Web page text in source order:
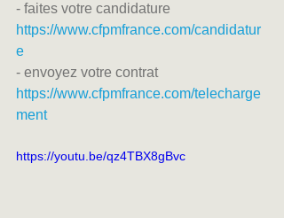
- faites votre candidature
https://www.cfpmfrance.com/candidatur
e
- envoyez votre contrat
https://www.cfpmfrance.com/telecharge
ment
https://youtu.be/qz4TBX8gBvc